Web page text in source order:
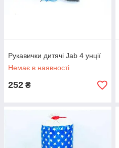
Рукавички дитячі Jab 4 унції
Немає в наявності
252 ₴